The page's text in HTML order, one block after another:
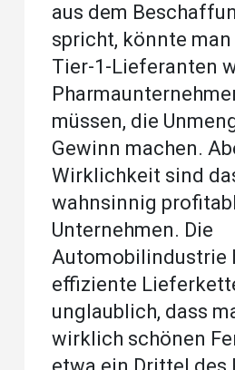
aus dem
spricht, könnte
Tier-1-Lieferanten
müssen, die
Gewinn machen.
Wirklichkeit sind
wahnsinnig
Unternehmen. Die
Automobilindustrie
effiziente
unglaublich, dass
wirklich schönen